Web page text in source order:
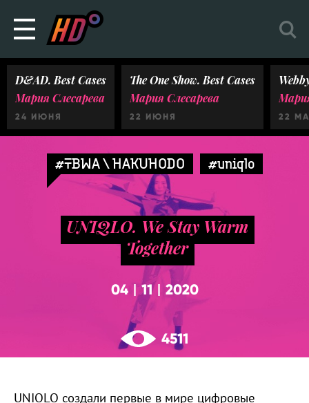
D&AD. Best Cases
Мария Слесарева
24 ИЮНЯ
The One Show. Best Cases
Мария Слесарева
22 ИЮНЯ 22
#TBWA \ HAKUHODO #uniqlo
UNIQLO. We Stay Warm
Together
04 11 2020
4511
UNIQLO создали первые в мире цифровые